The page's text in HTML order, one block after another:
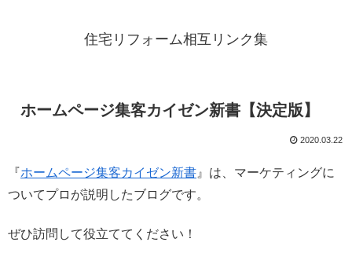
住宅リフォーム相互リンク集
ホームページ集客カイゼン新書【決定版】
2020.03.22
『ホームページ集客カイゼン新書 』は、マーケティングに
ついてプロが説明したブログです。
ぜひ訪問して役立ててください！